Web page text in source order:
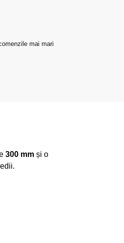
mai mari
300 mmși o